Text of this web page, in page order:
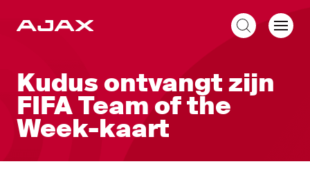
Kudus ontvangt zijn
FIFA Team of the
Week-kaart